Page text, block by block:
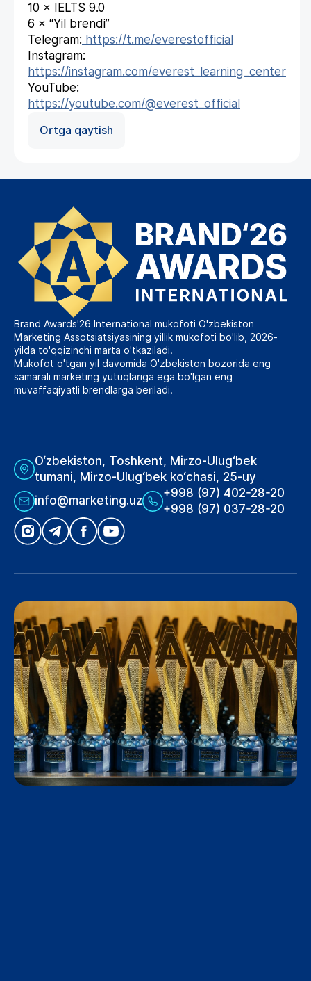
10 × IELTS 9.0
6 × “Yil brendi”
Telegram: https://t.me/everestofficial
Instagram:
https://instagram.com/everest_learning_center
YouTube:
https://youtube.com/@everest_official
Ortga qaytish
Brand Awards'26 International mukofoti O'zbekiston
Marketing Assotsiatsiyasining yillik mukofoti bo'lib, 2026-
yilda to'qqizinchi marta o'tkaziladi.
Mukofot o'tgan yil davomida O'zbekiston bozorida eng
samarali marketing yutuqlariga ega bo'lgan eng
muvaffaqiyatli brendlarga beriladi.
O‘zbekiston, Toshkent, Mirzo-Ulug‘bek
tumani, Mirzo-Ulug‘bek ko‘chasi, 25-uy
info@marketing.uz
+998 (97) 402-28-20
+998 (97) 037-28-20